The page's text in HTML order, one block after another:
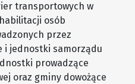
transportowych w
osób
przez
i jednostki samorządu
prowadzące
oraz gminy dowożące